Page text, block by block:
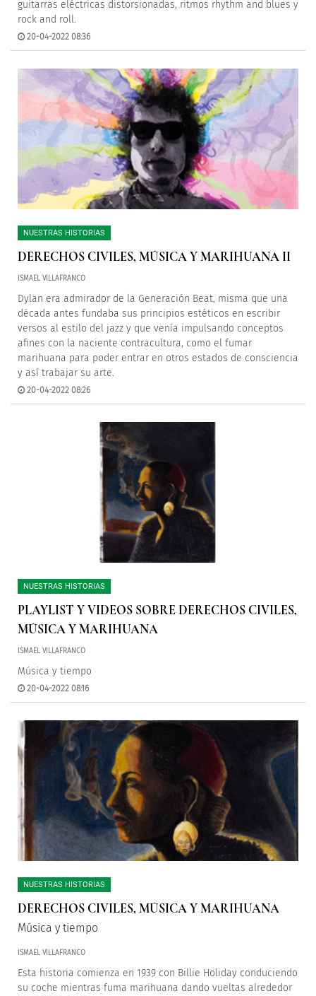
guitarras eléctricas distorsionadas, ritmos rhythm and blues y
rock and roll.
20-04-2022 08:36
NUESTRAS HISTORIAS
DERECHOS CIVILES, MÚSICA Y MARIHUANA II
ISMAEL VILLAFRANCO
Dylan era admirador de la Generación Beat, misma que una
década antes fundaba sus principios estéticos en escribir
versos al estilo del jazz y que venía impulsando conceptos
afines con la naciente contracultura, como el fumar
marihuana para poder entrar en otros estados de consciencia
y así trabajar su arte.
20-04-2022 08:26
NUESTRAS HISTORIAS
PLAYLIST Y VIDEOS SOBRE DERECHOS CIVILES,
MÚSICA Y MARIHUANA
ISMAEL VILLAFRANCO
Música y tiempo
20-04-2022 08:16
NUESTRAS HISTORIAS
DERECHOS CIVILES, MÚSICA Y MARIHUANA
Música y tiempo
ISMAEL VILLAFRANCO
Esta historia comienza en 1939 con Billie Holiday conduciendo
su coche mientras fuma marihuana dando vueltas alrededor